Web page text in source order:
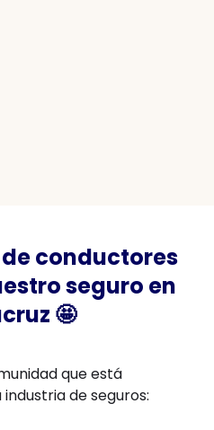
conductores
seguro en
🤩
que está
de seguros: